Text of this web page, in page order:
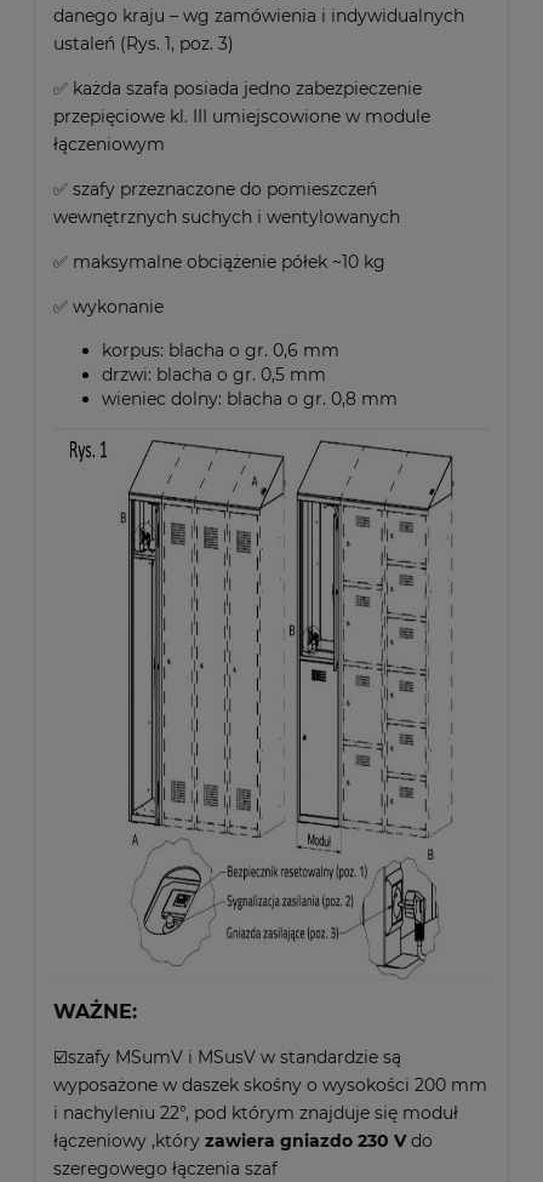
danego kraju – wg zamówienia i indywidualnych
ustaleń (Rys. 1, poz. 3)
✅ każda szafa posiada jedno zabezpieczenie
przepięciowe kl. III umiejscowione w module
łączeniowym
✅ szafy przeznaczone do pomieszczeń
wewnętrznych suchych i wentylowanych
✅ maksymalne obciążenie półek ~10 kg
✅ wykonanie
korpus: blacha o gr. 0,6 mm
drzwi: blacha o gr. 0,5 mm
wieniec dolny: blacha o gr. 0,8 mm
WAŻNE:
☑️szafy MSumV i MSusV w standardzie są
wyposażone w daszek skośny o wysokości 200 mm
i nachyleniu 22°, pod którym znajduje się moduł
łączeniowy ,który zawiera gniazdo 230 Vdo
szeregowego łączenia szaf